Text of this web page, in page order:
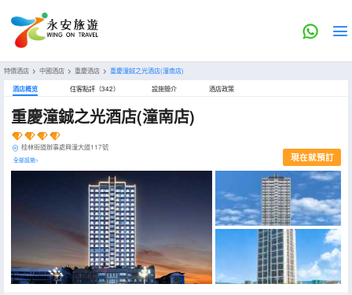
特價酒店 > 中國酒店 > 重慶酒店 > 重慶潼鋮之光酒店(潼南店)
酒店概览 住客點評（342） 設施簡介 酒店政策
重慶潼鋮之光酒店(潼南店)
桂林街道辦事處興潼大道117號
全部設施> 現在就預訂